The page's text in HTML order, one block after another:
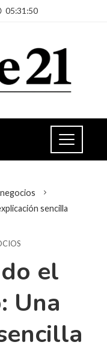
05:31:51
sencilla
el
Una